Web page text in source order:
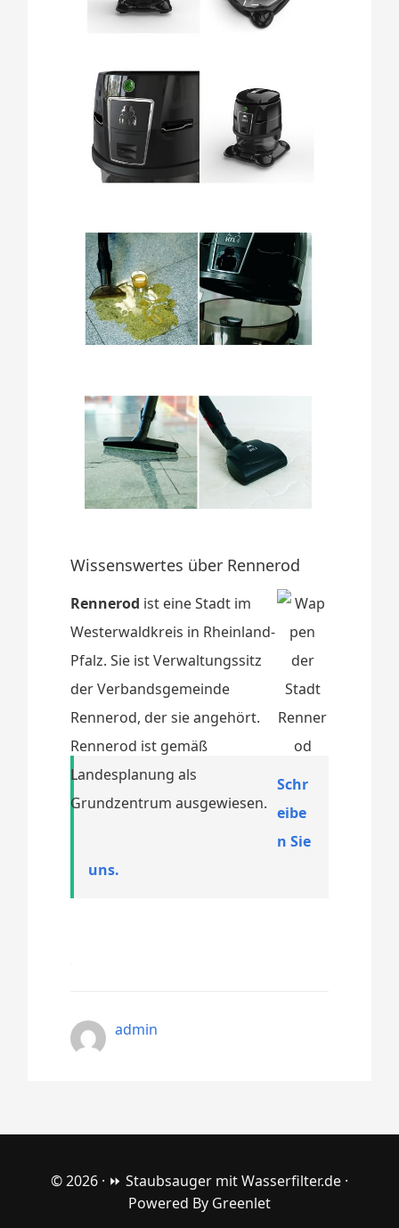
Wissenswertes über Rennerod
Rennerod ist eine Stadt im
Westerwaldkreis in Rheinland-
Pfalz. Sie ist Verwaltungssitz
der Verbandsgemeinde
Rennerod, der sie angehört.
Rennerod ist gemäß
Landesplanung als
Grundzentrum ausgewiesen.
Schr
eibe
n Sie
uns.
admin
© 2026 · ⏩ Staubsauger mit Wasserfilter.de ·
Powered By Greenlet